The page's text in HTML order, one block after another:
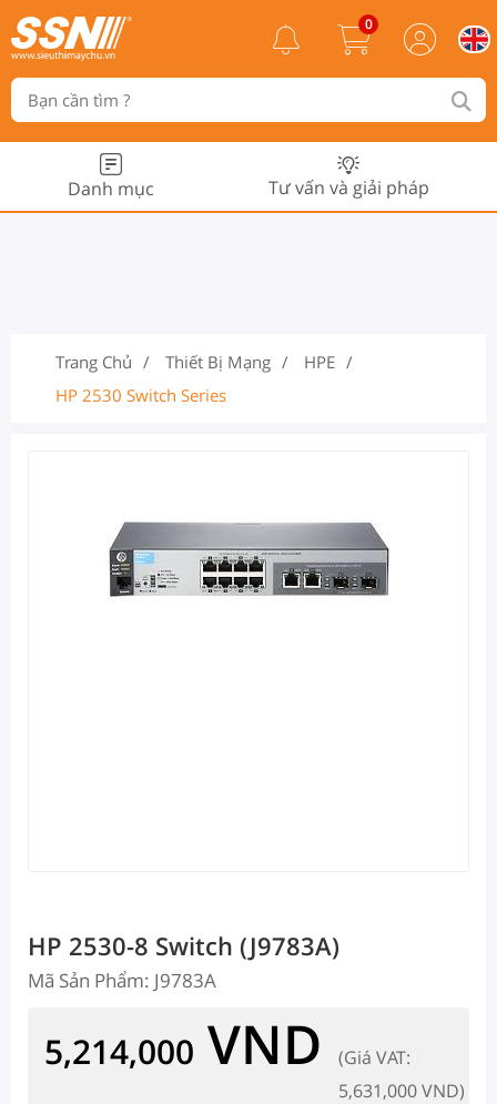
0
Danh mục Tư vấn và giải pháp
Trang Chủ Thiết Bị Mạng
HPE
HP 2530 Switch Series
HP 2530-8 Switch (J9783A)
Mã Sản Phẩm: J9783A
5,214,000 VND
(Giá VAT:
5,631,000 VND)